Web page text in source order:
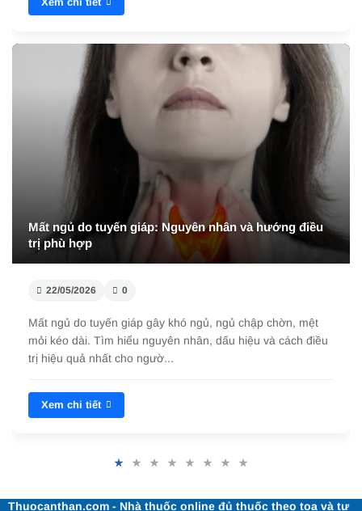
Mất ngủ do tuyến giáp: Nguyên nhân và hướng điều
trị phù hợp
22/05/2026 0
Mất ngủ do tuyến giáp gây khó ngủ, ngủ chập chờn, mệt
mỏi kéo dài. Tìm hiểu nguyên nhân, dấu hiệu và cách điều
trị hiệu quả nhất cho ngườ...
Xem chi tiết
Thuocanthan.com - Nhà thuốc online đủ thuốc theo toa và tư